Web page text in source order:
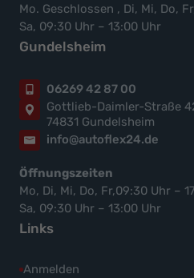
Mo. Geschlossen , Di, Mi, Do,
Sa, 09:30 Uhr – 13:00 Uhr
Gundelsheim
06269 42 87 00
Gottlieb-Daimler-Straße
74831 Gundelsheim
info@autoflex24.de
Öffnungszeiten
Mo, Di, Mi, Do, Fr,09:30 Uhr –
Sa, 09:30 Uhr – 13:00 Uhr
Links
Anmelden